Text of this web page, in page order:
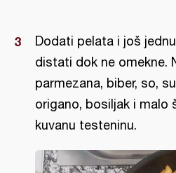
Dodati pelata i još
distati dok ne omekne.
parmezana, biber, so,
origano, bosiljak i malo
kuvanu testeninu.